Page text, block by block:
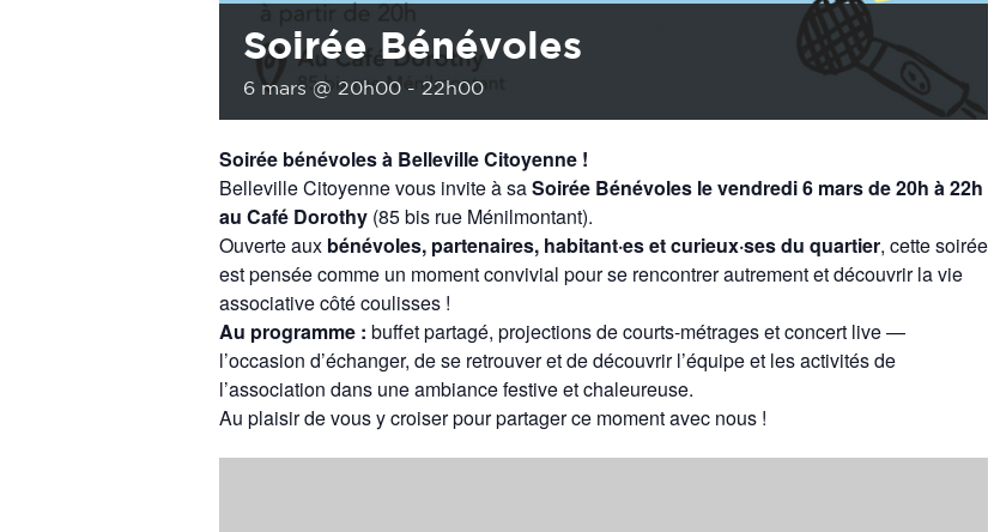
Soirée Bénévoles
6 mars @ 20h00 - 22h00
Soirée bénévoles à Belleville Citoyenne !
Belleville Citoyenne vous invite à saSoirée Bénévoles le vendredi 6 mars de 20h à 22h
au Café Dorothy (85 bis rue Ménilmontant).
Ouverte aux bénévoles, partenaires, habitant·es et curieux·ses du quartier, cette soirée
est pensée comme un moment convivial pour se rencontrer autrement et découvrir la vie
associative côté coulisses !
Au programme : buffet partagé, projections de courts-métrages et concert live —
l’occasion d’échanger, de se retrouver et de découvrir l’équipe et les activités de
l’association dans une ambiance festive et chaleureuse.
Au plaisir de vous y croiser pour partager ce moment avec nous !